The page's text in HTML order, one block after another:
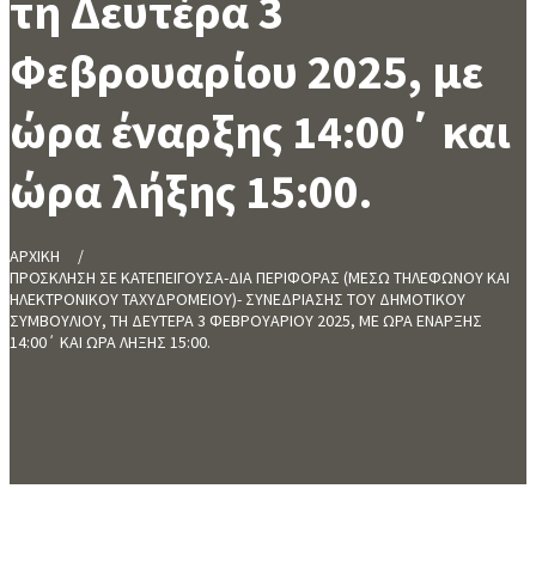
τη Δευτέρα 3
Φεβρουαρίου 2025, με
ώρα έναρξης 14:00΄ και
ώρα λήξης 15:00.
ΑΡΧΙΚΗ
ΠΡΟΣΚΛΗΣΗ ΣΕ ΚΑΤΕΠΕΙΓΟΥΣΑ-ΔΙΑ ΠΕΡΙΦΟΡΑΣ (ΜΕΣΩ ΤΗΛΕΦΩΝΟΥ ΚΑΙ
ΗΛΕΚΤΡΟΝΙΚΟΥ ΤΑΧΥΔΡΟΜΕΙΟΥ)- ΣΥΝΕΔΡΙΑΣΗΣ ΤΟΥ ΔΗΜΟΤΙΚΟΥ
ΣΥΜΒΟΥΛΙΟΥ, ΤΗ ΔΕΥΤΕΡΑ 3 ΦΕΒΡΟΥΑΡΙΟΥ 2025, ΜΕ ΩΡΑ ΕΝΑΡΞΗΣ
14:00΄ ΚΑΙ ΩΡΑ ΛΗΞΗΣ 15:00.